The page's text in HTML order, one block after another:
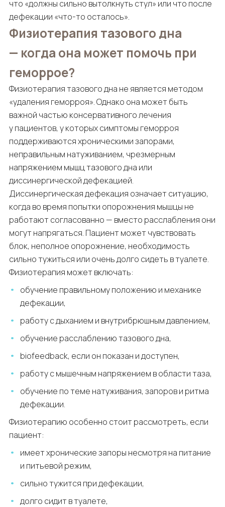
что «должны сильно вытолкнуть стул» или что после
дефекации «что-то осталось».
Физиотерапия тазового дна
— когда она может помочь при
геморрое?
Физиотерапия тазового дна не является методом
«удаления геморроя». Однако она может быть
важной частью консервативного лечения
у пациентов, у которых симптомы геморроя
поддерживаются хроническими запорами,
неправильным натуживанием, чрезмерным
напряжением мышц тазового дна или
диссинергической дефекацией.
Диссинергическая дефекация означает ситуацию,
когда во время попытки опорожнения мышцы не
работают согласованно — вместо расслабления они
могут напрягаться. Пациент может чувствовать
блок, неполное опорожнение, необходимость
сильно тужиться или очень долго сидеть в туалете.
Физиотерапия может включать:
обучение правильному положению и механике
дефекации,
работу с дыханием и внутрибрюшным давлением,
обучение расслаблению тазового дна,
biofeedback, если он показан и доступен,
работу с мышечным напряжением в области таза,
обучение по теме натуживания, запоров и ритма
дефекации.
Физиотерапию особенно стоит рассмотреть, если
пациент:
имеет хронические запоры несмотря на питание
и питьевой режим,
сильно тужится при дефекации,
долго сидит в туалете,